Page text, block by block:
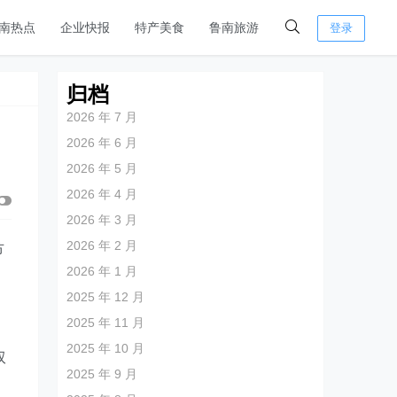
热点 企业快报 特产美食 鲁南旅游 登录
归档
2026 年 7 月
2026 年 6 月
2026 年 5 月
2026 年 4 月
2026 年 3 月
2026 年 2 月
2026 年 1 月
2025 年 12 月
2025 年 11 月
2025 年 10 月
2025 年 9 月